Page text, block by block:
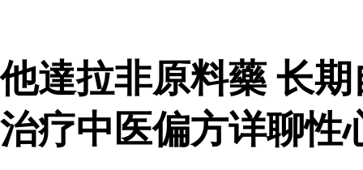
他達拉非原料藥 长
治疗中医偏方详聊性